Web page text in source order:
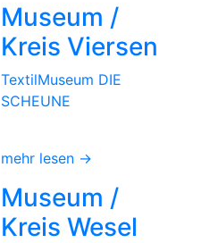
Museum /
Kreis Viersen
TextilMuseum DIE
SCHEUNE
mehr lesen →
Museum /
Kreis Wesel